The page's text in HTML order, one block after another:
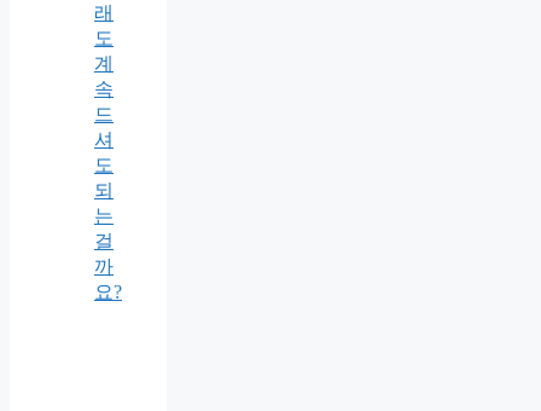
래
도
계
속
드
셔
도
되
는
걸
까
요?